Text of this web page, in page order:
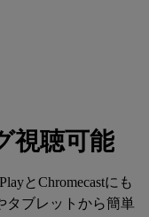
視聴可能
とChromecastにも
タブレットから簡単